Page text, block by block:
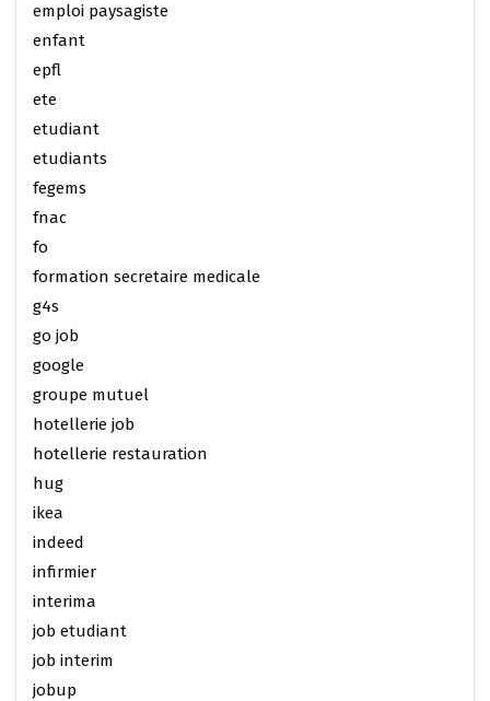
emploi paysagiste
enfant
epfl
ete
etudiant
etudiants
fegems
fnac
fo
formation secretaire medicale
g4s
go job
google
groupe mutuel
hotellerie job
hotellerie restauration
hug
ikea
indeed
infirmier
interima
job etudiant
job interim
jobup